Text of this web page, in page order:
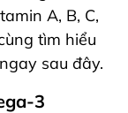
A, B, C,
tìm hiểu
sau đây.
3